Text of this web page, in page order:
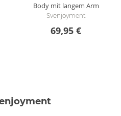
vorhanden. Ein längeres
Body mit langem Arm
Svenjoyment
69,95 €